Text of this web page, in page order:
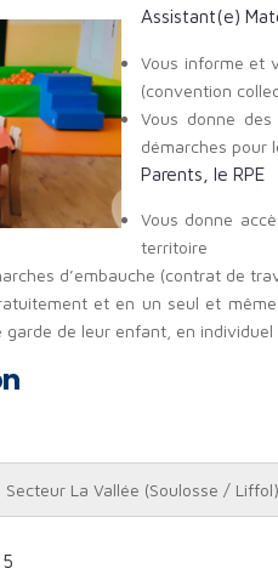
Assistant(e)
Vous informe et
(convention
Vous donne
démarches pour
Parents, le RPE
Vous donne
territoire
d’embauche (contrat de
et en un seul et
de leur enfant, en individuel
Secteur La Vallée (Soulosse / Liffol)